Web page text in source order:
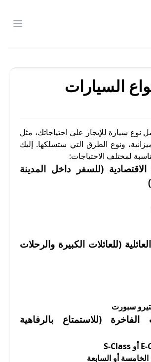
السيارات
نوع سيارة للإيجار على احتياجاتك، مثل
ونوع الطرق التي ستسلكها. إليك
لمختلف الاحتياجات:
(للسفر داخل المدينة
(للعائلات الكبيرة والرحلات
سبورت
الفاخرة (للاستمتاع بالرفاهية
الخامسة أو السابعة